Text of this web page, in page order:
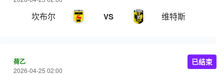
坎布尔 VS 维特斯
荷乙
2026-04-25 02:00
已结束